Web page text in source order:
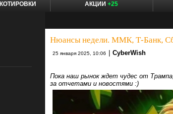
КОТИРОВКИ АКЦИИ +25
Нюансы недели. ММК, Т-Банк,
25 января 2025, 10:06 CyberWish
Пока наш рынок ждет чудес от
за отчетами и новостями :)